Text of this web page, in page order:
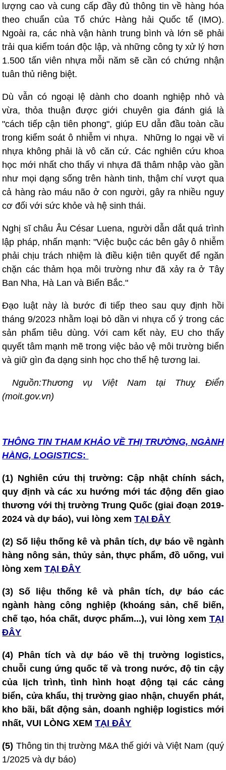
lượng cao và cung cấp đầy đủ thông tin về hàng hóa
theo chuẩn của Tổ chức Hàng hải Quốc tế (IMO).
Ngoài ra, các nhà vận hành trung bình và lớn sẽ phải
trải qua kiểm toán độc lập, và những công ty xử lý hơn
1.500 tấn viên nhựa mỗi năm sẽ cần có chứng nhận
tuân thủ riêng biệt.
Dù vẫn có ngoại lệ dành cho doanh nghiệp nhỏ và
vừa, thỏa thuận được giới chuyên gia đánh giá là
"cách tiếp cận tiên phong", giúp EU dẫn đầu toàn cầu
trong kiểm soát ô nhiễm vi nhựa. Những lo ngại về vi
nhựa không phải là vô căn cứ. Các nghiên cứu khoa
học mới nhất cho thấy vi nhựa đã thâm nhập vào gần
như mọi dạng sống trên hành tinh, thậm chí vượt qua
cả hàng rào máu não ở con người, gây ra nhiều nguy
cơ đối với sức khỏe và hệ sinh thái.
Nghị sĩ châu Âu César Luena, người dẫn dắt quá trình
lập pháp, nhấn mạnh: "Việc buộc các bên gây ô nhiễm
phải chịu trách nhiệm là điều kiện tiên quyết để ngăn
chặn các thảm họa môi trường như đã xảy ra ở Tây
Ban Nha, Hà Lan và Biển Bắc."
Đạo luật này là bước đi tiếp theo sau quy định hồi
tháng 9/2023 nhằm loại bỏ dần vi nhựa cố ý trong các
sản phẩm tiêu dùng. Với cam kết này, EU cho thấy
quyết tâm mạnh mẽ trong việc bảo vệ môi trường biển
và giữ gìn đa dạng sinh học cho thế hệ tương lai.
Nguồn:Thương vụ Việt Nam tại Thuỵ Điển
(moit.gov.vn)
THÔNG TIN THAM KHẢO VỀ THỊ TRƯỜNG, NGÀNH
HÀNG, LOGISTICS:
(1) Nghiên cứu thị trường: Cập nhật chính sách,
quy định và các xu hướng mới tác động đến giao
thương với thị trường Trung Quốc (giai đoạn 2019-
2024 và dự báo), vui lòng xemTẠI ĐÂY
(2) Số liệu thống kê và phân tích, dự báo về ngành
hàng nông sản, thủy sản, thực phẩm, đồ uống, vui
lòng xemTẠI ĐÂY
(3) Số liệu thống kê và phân tích, dự báo các
ngành hàng công nghiệp (khoáng sản, chế biến,
chế tạo, hóa chất, dược phẩm...), vui lòng xem TẠI
ĐÂY
(4) Phân tích và dự báo về thị trường logistics,
chuỗi cung ứng quốc tế và trong nước, độ tin cậy
của lịch trình, tình hình hoạt động tại các cảng
biển, cửa khẩu, thị trường giao nhận, chuyển phát,
kho bãi, bất động sản, doanh nghiệp logistics mới
nhất, VUI LÒNG XEM TẠI ĐÂY
(5) Thông tin thị trường M&A thế giới và Việt Nam (quý
1/2025 và dự báo)